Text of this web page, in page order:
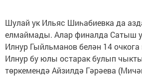
Шулай ук Ильяс Шиһабиевка да
елмаймады. Алар финалда Сатыш
Илнур Гыйльманов белән 14
Илнур бу юлы остарак булып
төркемендә Айзилдә Гәрәева